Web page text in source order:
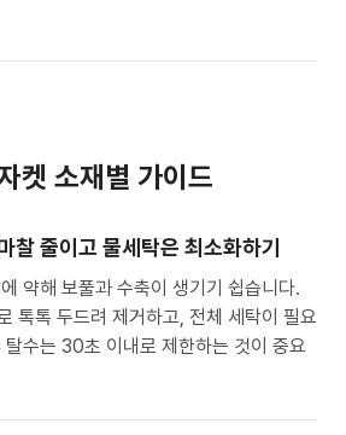
켓 소재별 가이드
찰 줄이고 물세탁은 최소화하기
약해 보풀과 수축이 생기기 쉽습니다.
톡톡 두드려 제거하고, 전체 세탁이 필요
수는 30초 이내로 제한하는 것이 중요